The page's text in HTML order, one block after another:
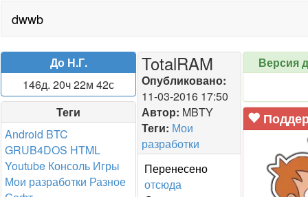
dwwb
До Н.Г.
146д. 20ч 22м 42с
Теги
Android BTC
GRUB4DOS HTML
Youtube Консоль Игры
Мои разработки Разное
TotalRAM
Опубликовано:
11-03-2016 17:50
Автор: MBTY
Теги: Мои
разработки
Перенесено
отсюда
Версия